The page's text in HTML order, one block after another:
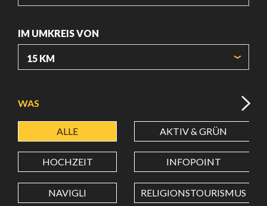
IM UMKREIS VON
BREITENGRAD
LÄNGENGRAD
WAS
ALLE AKTIV & GRÜN
HOCHZEIT INFOPOINT
NAVIGLI RELIGIONSTOURISMUS